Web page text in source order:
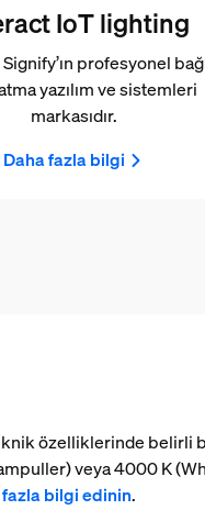
IoT lighting
profesyonel
yazılım ve sistemleri
markasıdır.
Daha fazla bilgi
özelliklerinde belirli
veya 4000 K
bilgi edinin.